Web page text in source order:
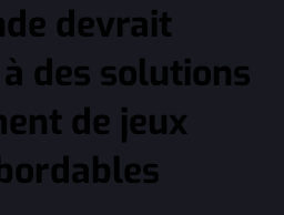
devrait
des solutions
de jeux